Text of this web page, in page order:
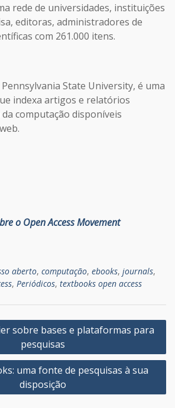
rede de universidades, instituições
editoras, administradores de
com 261.000 itens.
State University, é uma
indexa artigos e relatórios
computação disponíveis
o Open Access Movement
aberto, computação, ebooks, journals,
, Periódicos, textbooks open access
sobre bases e plataformas para
pesquisas
uma fonte de pesquisas à sua
disposição